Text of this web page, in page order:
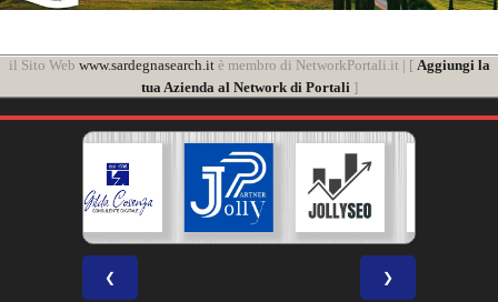
il Sito Web www.sardegnasearch.itè membro di NetworkPortali.it | [ Aggiungi la
tua Azienda al Network di Portali]
❮ ❯